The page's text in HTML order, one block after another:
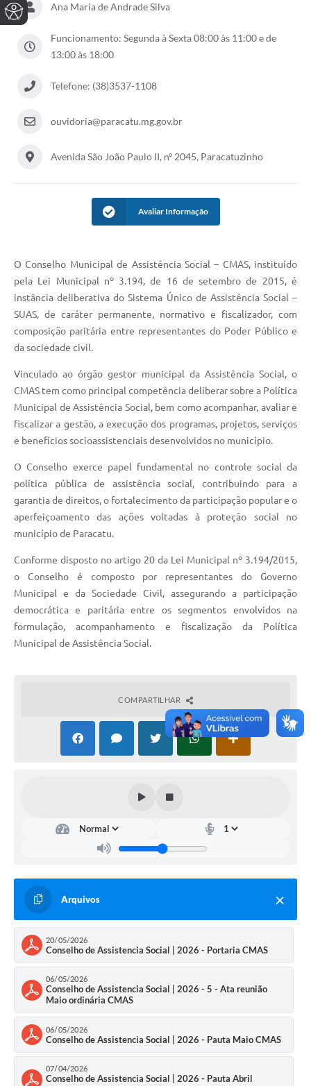
Ana Maria de Andrade Silva
Funcionamento: Segunda à Sexta 08:00 às 11:00 e de
13:00 às 18:00
Telefone: (38)3537-1108
ouvidoria@paracatu.mg.gov.br
Avenida São João Paulo II, nº 2045, Paracatuzinho
Avaliar Informação
O Conselho Municipal de Assistência Social – CMAS, instituído
pela Lei Municipal nº 3.194, de 16 de setembro de 2015, é
instância deliberativa do Sistema Único de Assistência Social –
SUAS, de caráter permanente, normativo e fiscalizador, com
composição paritária entre representantes do Poder Público e
da sociedade civil.
Vinculado ao órgão gestor municipal da Assistência Social, o
CMAS tem como principal competência deliberar sobre a Política
Municipal de Assistência Social, bem como acompanhar, avaliar e
fiscalizar a gestão, a execução dos programas, projetos, serviços
e benefícios socioassistenciais desenvolvidos no município.
O Conselho exerce papel fundamental no controle social da
política pública de assistência social, contribuindo para a
garantia de direitos, o fortalecimento da participação popular e o
aperfeiçoamento das ações voltadas à proteção social no
município de Paracatu.
Conforme disposto no artigo 20 da Lei Municipal nº 3.194/2015,
o Conselho é composto por representantes do Governo
Municipal e da Sociedade Civil, assegurando a participação
democrática e paritária entre os segmentos envolvidos na
formulação, acompanhamento e fiscalização da Política
Municipal de Assistência Social.
COMPARTILHAR
Arquivos
20/05/2026
Conselho de Assistencia Social | 2026 - Portaria CMAS
06/05/2026
Conselho de Assistencia Social | 2026 - 5 - Ata reunião
Maio ordinária CMAS
06/05/2026
Conselho de Assistencia Social | 2026 - Pauta Maio CMAS
07/04/2026
Conselho de Assistencia Social | 2026 - Pauta Abril